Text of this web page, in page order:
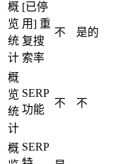
概
览
统
计
[已停
用] 重
复搜
索率
不 是的
概
览
统
计
SERP
功能
不 不
概 SERP